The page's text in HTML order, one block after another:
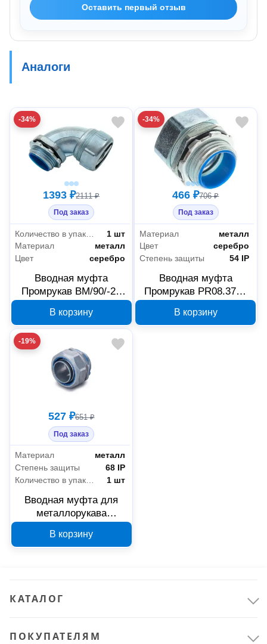
Оставить первый отзыв
Аналоги
-34%
1393 ₽2111 ₽
Под заказ
1 шт
Материал
металл
Цвет
серебро
Вводная муфта
Промрукав ВМ/90/-25
PR08.3006
В корзину
-34%
466 ₽706 ₽
Под заказ
Материал
металл
Цвет
серебро
Степень защиты
54 IP
Вводная муфта
Промрукав PR08.3778
ВМ-25 РКн-25, 1 дюйм
В корзину
-19%
527 ₽651 ₽
Под заказ
Материал
металл
Степень защиты
68 IP
1 шт
Вводная муфта для
металлорукава
PR08.3815
В корзину
КАТАЛОГ
ПОКУПАТЕЛЯМ